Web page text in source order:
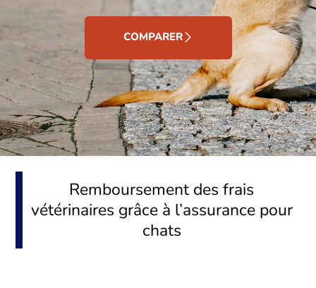
COMPARER
Remboursement des frais
vétérinaires grâce à l’assurance pour
chats